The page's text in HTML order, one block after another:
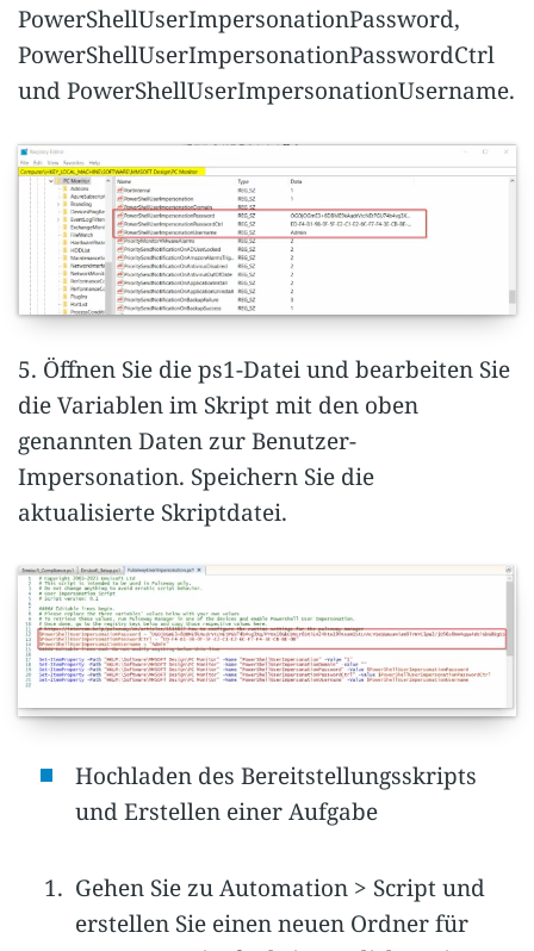
PowerShellUserImpersonationPassword,
PowerShellUserImpersonationPasswordCtrl
und PowerShellUserImpersonationUsername.
5. Öffnen Sie die ps1-Datei und bearbeiten Sie
die Variablen im Skript mit den oben
genannten Daten zur Benutzer-
Impersonation. Speichern Sie die
aktualisierte Skriptdatei.
Hochladen des Bereitstellungsskripts
und Erstellen einer Aufgabe
Gehen Sie zu Automation > Script und
erstellen Sie einen neuen Ordner für